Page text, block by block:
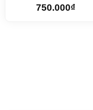
750.000₫